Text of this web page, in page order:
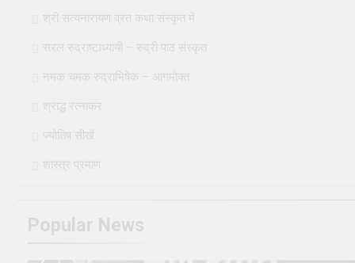
श्री सत्यनारायण व्रत कथा संस्कृत में
सरल रुद्राष्टाध्यायी – रुद्री पाठ संस्कृत
नमक चमक रुद्राभिषेक – आगमोक्त
श्राद्ध रत्नाकर
ज्योतिष सीखें
शास्त्र प्रमाण
Popular News